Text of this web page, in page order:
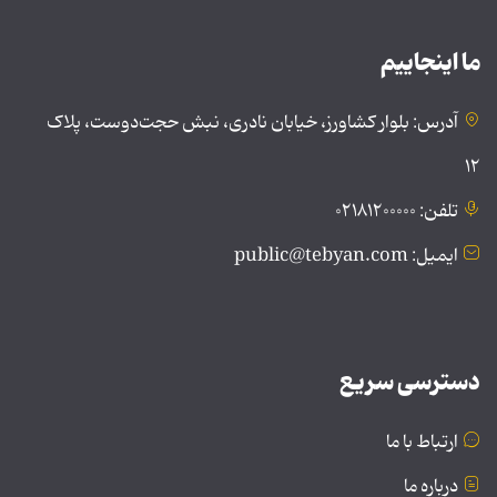
ما اینجاییم
آدرس: بلوار کشاورز، خیابان نادری، نبش حجت‌دوست، پلاک
۱۲
تلفن: ۰۲۱۸۱۲۰۰۰۰۰
ایمیل: public@tebyan.com
دسترسی سریع
ارتباط با ما
درباره ما